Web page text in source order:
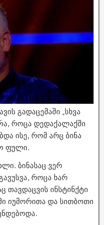
გადაცემაში „სხვა
როცა დედაქალაქში
ისე, რომ არც ბინა
ფული.
ბინასაც ვერ
როცა ხარ
თავდაცვის ინსტინქტი
იუმორითა და სითბოთი